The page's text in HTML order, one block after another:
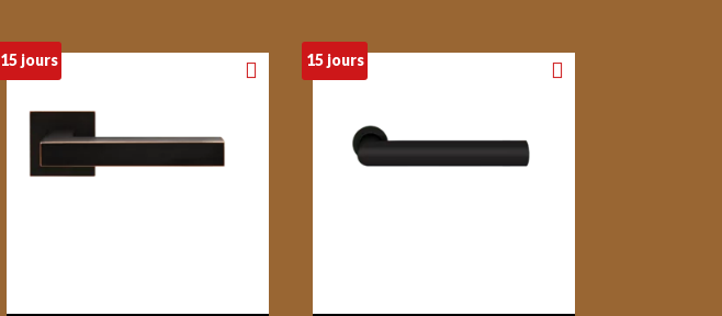
15 jours 15 jours